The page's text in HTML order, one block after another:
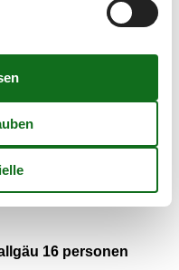
16 personen
das Sie mieten möchten,
Vacasol. Wir
zu einem Preis
ist. Alle Ferienhäuser,
sind von unserer
16 personen